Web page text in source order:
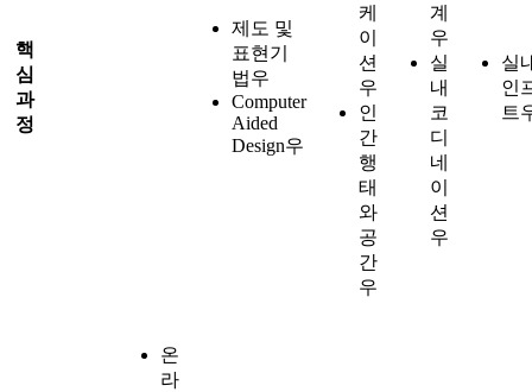
핵
심
과
정
제도 및
표현기
법우
Computer
Aided
Design우
케
이
션
우
인
간
행
태
와
공
간
우
계
우
실
내
코
디
네
이
션
우
실
인
트
온
라